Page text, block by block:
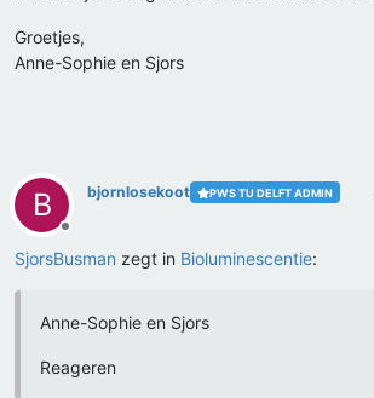
Groetjes,
Anne-Sophie en Sjors
B
Offline
bjornlosekoot PWS TU DELFT ADMIN
SjorsBusman zegt in Bioluminescentie:
Anne-Sophie en Sjors
Reageren